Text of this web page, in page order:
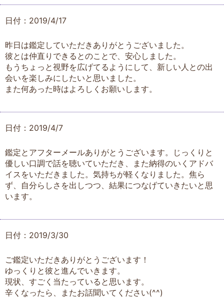
日付：2019/4/17
昨日は鑑定していただきありがとうございました。
彼とは仲直りできるとのことで、安心しました。
もうちょっと視野を広げてるようにして、新しい人との出
会いを楽しみにしたいと思いました。
また何あった時はよろしくお願いします。
日付：2019/4/7
鑑定とアフターメールありがとうございます。じっくりと
優しい口調で話を聴いていただき、また納得のいくアドバ
イスをいただきました。気持ちが軽くなりました。焦ら
ず、自分らしさを出しつつ、結果につなげていきたいと思
います。
日付：2019/3/30
ご鑑定いただきありがとうございます！
ゆっくりと彼と進んでいきます。
現状、すごく当たっていると思います。
辛くなったら、またお話聞いてください(^^)